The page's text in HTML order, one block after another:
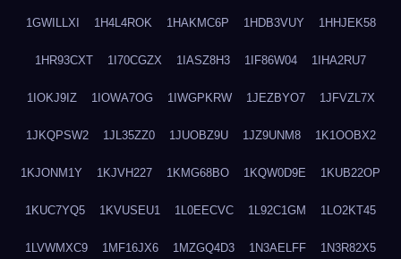
1GWILLXI 1H4L4ROK 1HAKMC6P 1HDB3VUY 1HHJEK58
1HR93CXT 1I70CGZX 1IASZ8H3 1IF86W04 1IHA2RU7
1IOKJ9IZ 1IOWA7OG 1IWGPKRW 1JEZBYO7 1JFVZL7X
1JKQPSW2 1JL35ZZ0 1JUOBZ9U 1JZ9UNM8 1K1OOBX2
1KJONM1Y 1KJVH227 1KMG68BO 1KQW0D9E 1KUB22OP
1KUC7YQ5 1KVUSEU1 1L0EECVC 1L92C1GM 1LO2KT45
1LVWMXC9 1MF16JX6 1MZGQ4D3 1N3AELFF 1N3R82X5